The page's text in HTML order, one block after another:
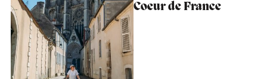
Coeur de France